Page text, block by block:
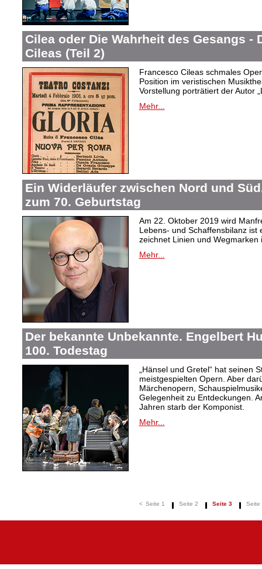
Cilea oder Die Wahrheit des Gesangs -
Cileas (Teil 2)
Francesco Cileas schmales
Position im veristischen
Vorstellung porträtiert der Autor
Mehr...
Ein Widerläufer zwischen Nord und
zum 70. Geburtstag
Am 22. Oktober 2019 wird
Lebens- und Schaffensbilanz
zeichnet Linien und
Mehr...
Der bekannte Unbekannte. Engelbert
100. Todestag
„Hänsel und Gretel“ hat seinen
meistgespielten Opern. Aber
Märchenopern,
Gelegenheit zu Entdeckungen.
Jahren starb der Komponist.
Mehr...
< Seite 1 Seite 2 Seite 3 Seite